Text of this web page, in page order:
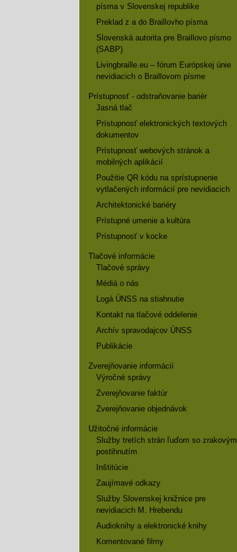
písma v Slovenskej republike
Preklad z a do Braillovho písma
Slovenská autorita pre Braillovo písmo
(SABP)
Livingbraille.eu – fórum Európskej únie
nevidiacich o Braillovom písme
Prístupnosť - odstraňovanie bariér
Jasná tlač
Prístupnosť elektronických textových
dokumentov
Prístupnosť webových stránok a
mobilných aplikácií
Použitie QR kódu na sprístupnenie
vytlačených informácií pre nevidiacich
Architektonické bariéry
Prístupné umenie a kultúra
Prístupnosť v kocke
Tlačové informácie
Tlačové správy
Médiá o nás
Logá ÚNSS na stiahnutie
Kontakt na tlačové oddelenie
Archív spravodajcov ÚNSS
Publikácie
Zverejňovanie informácií
Výročné správy
Zverejňovanie faktúr
Zverejňovanie objednávok
Užitočné informácie
Služby tretích strán ľuďom so zrakovým
postihnutím
Inštitúcie
Zaujímavé odkazy
Služby Slovenskej knižnice pre
nevidiacich M. Hrebendu
Audioknihy a elektronické knihy
Komentované filmy